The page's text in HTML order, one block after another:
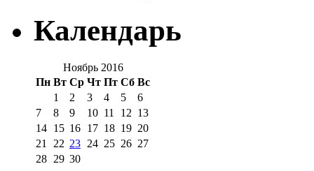
Календарь
Ноябрь 2016
Пн Вт Ср Чт Пт Сб Вс
1
2 3 4 5
6
7
8 9 10 11 12 13
14 15 16 17 18 19 20
21
22 23 24 25 26 27
28 29 30